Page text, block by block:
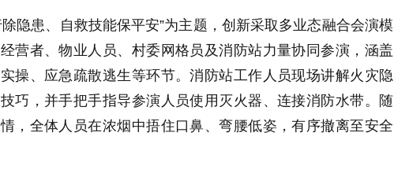
隐患、自救技能保平安”为主题，创新采取多业态融合会演模
营者、物业人员、村委网格员及消防站力量协同参演，涵盖
操、应急疏散逃生等环节。消防站工作人员现场讲解火灾隐
巧，并手把手指导参演人员使用灭火器、连接消防水带。随
，全体人员在浓烟中捂住口鼻、弯腰低姿，有序撤离至安全